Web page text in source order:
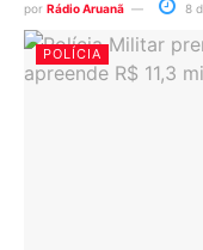
por Rádio Aruanã 8
POLÍCIA